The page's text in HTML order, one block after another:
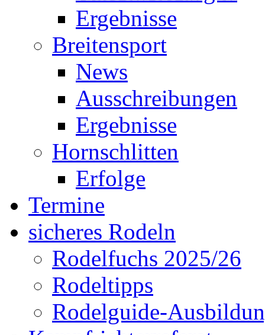
Ergebnisse
Breitensport
News
Ausschreibungen
Ergebnisse
Hornschlitten
Erfolge
Termine
sicheres Rodeln
Rodelfuchs 2025/26
Rodeltipps
Rodelguide-